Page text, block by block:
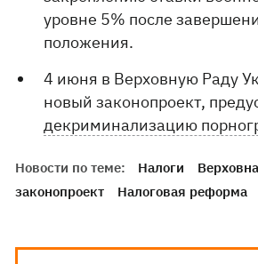
уровне 5% после
положения.
4 июня в Верховную Раду
новый законопроект,
декриминализацию
Новости по теме: Налоги
законопроект
Налоговая реформа